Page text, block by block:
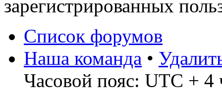
зарегистрированных
Список форумов
Наша команда •
Часовой пояс: UTC + 4